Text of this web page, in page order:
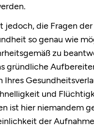
jedoch, die Fragen
so genau wie
zu
gründliche
Ihres
und
ist hier niemandem
der